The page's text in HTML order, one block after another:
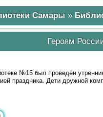
Самары»
Героям
№15 был проведён
праздника. Дети дружной